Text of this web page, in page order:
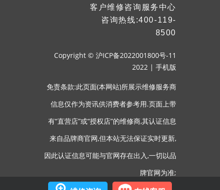
客户维修咨询服务中心
咨询热线:400-119-
8500
Copyright © 沪ICP备2022001800号-11
2022 | 手机版
免责条款:此页面(本网站)所展示维修服务商
信息仅作为资讯供消费者参考用.页面上带
有“直营店”或“授权店”的维修商,其认证信息
来自品牌商官网,但本站无法保证实时更新,
因此认证信息可能与官网存在出入,一切以品
牌官网为准;